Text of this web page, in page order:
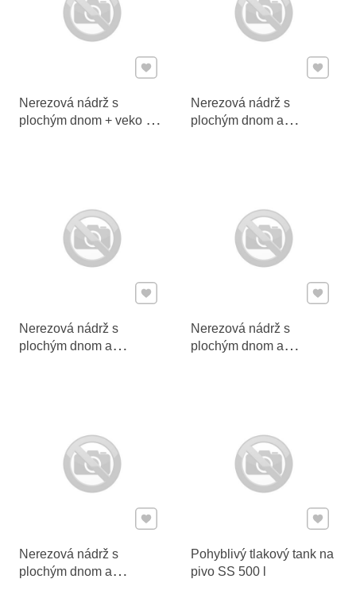
Nerezová nádrž s
plochým dnom + veko +
Pridať k Obľúbeným
Nerezová nádrž s
plochým dnom a
Pridať
Nerezová nádrž s
plochým dnom a
Pridať k Obľúbeným
Nerezová nádrž s
plochým dnom a
Pridať
Nerezová nádrž s
plochým dnom a
Pridať k Obľúbeným
Pohyblivý tlakový tank na
pivo SS 500 l
Pridať